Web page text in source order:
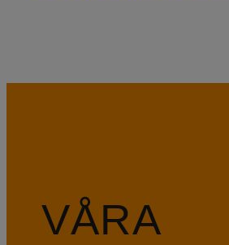
VÅRA